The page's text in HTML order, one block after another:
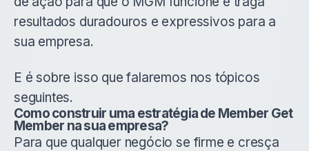
resultados duradouros e expressivos para a
sua empresa.
E é sobre isso que falaremos nos tópicos
seguintes.
Como construir uma estratégia de Member Get
Member na sua empresa?
Para que qualquer negócio se firme e cresça